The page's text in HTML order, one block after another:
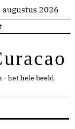
augustus 2026
- het hele beeld